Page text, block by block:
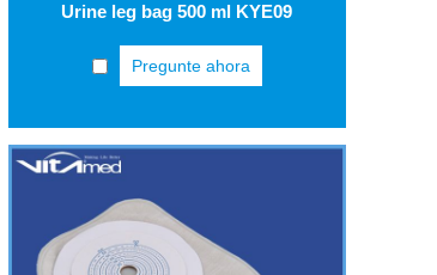
Urine leg bag 500 ml KYE09
Pregunte ahora